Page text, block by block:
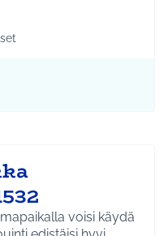
Jokela Liikunta ja
voisi käydä